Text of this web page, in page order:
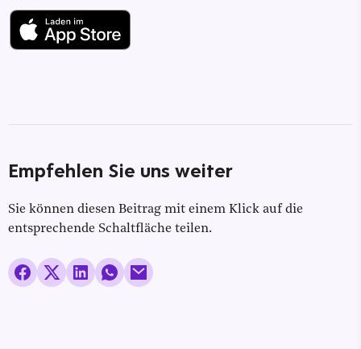
Empfehlen Sie uns weiter
Sie können diesen Beitrag mit einem Klick auf die
entsprechende Schaltfläche teilen.